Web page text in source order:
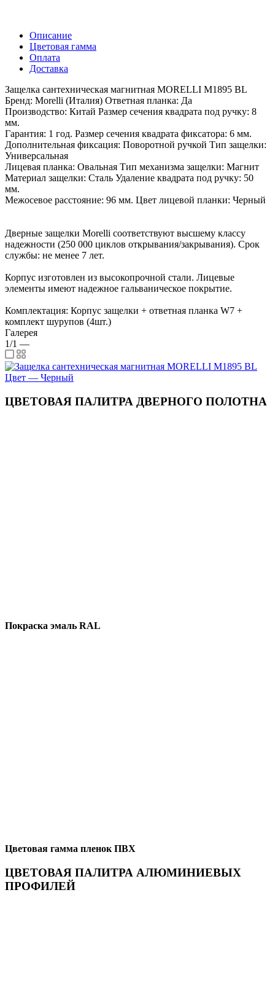
Описание
Цветовая гамма
Оплата
Доставка
Защелка сантехническая магнитная MORELLI M1895 BL
Бренд: Morelli (Италия) Ответная планка: Да
Производство: Китай Размер сечения квадрата под ручку: 8
мм.
Гарантия: 1 год. Размер сечения квадрата фиксатора: 6 мм.
Дополнительная фиксация: Поворотной ручкой Тип защелки:
Универсальная
Лицевая планка: Овальная Тип механизма защелки: Магнит
Материал защелки: Сталь Удаление квадрата под ручку: 50
мм.
Межосевое расстояние: 96 мм. Цвет лицевой планки: Черный
Дверные защелки Morelli соответствуют высшему классу
надежности (250 000 циклов открывания/закрывания). Срок
службы: не менее 7 лет.
Корпус изготовлен из высокопрочной стали. Лицевые
элементы имеют надежное гальваническое покрытие.
Комплектация: Корпус защелки + ответная планка W7 +
комплект шурупов (4шт.)
Галерея
1/1 —
ЦВЕТОВАЯ ПАЛИТРА ДВЕРНОГО ПОЛОТНА
Покраска эмаль RAL
Цветовая гамма пленок ПВХ
ЦВЕТОВАЯ ПАЛИТРА АЛЮМИНИЕВЫХ
ПРОФИЛЕЙ